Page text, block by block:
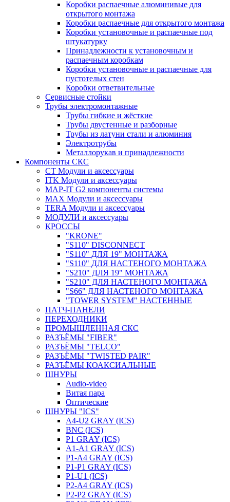
Коробки распаечные алюминивые для
открытого монтажа
Коробки распаечные для открытого монтажа
Коробки установочные и распаечные под
штукатурку
Принадлежности к установочным и
распаечным коробкам
Коробки установочные и распаечные для
пустотелых стен
Коробки ответвительные
Сервисные стойки
Трубы электромонтажные
Трубы гибкие и жёсткие
Трубы двустенные и разборные
Трубы из латуни стали и алюминия
Электротрубы
Металлорукав и принадлежности
Компоненты СКС
CT Модули и аксессуары
ITK Модули и аксессуары
MAP-IT G2 компоненты системы
MAX Модули и аксессуары
TERA Модули и аксессуары
МОДУЛИ и аксессуары
КРОССЫ
"KRONE"
"S110" DISCONNECT
"S110" ДЛЯ 19" МОНТАЖА
"S110" ДЛЯ НАСТЕНОГО МОНТАЖА
"S210" ДЛЯ 19" МОНТАЖА
"S210" ДЛЯ НАСТЕНОГО МОНТАЖА
"S66" ДЛЯ НАСТЕНОГО МОНТАЖА
"TOWER SYSTEM" НАСТЕННЫЕ
ПАТЧ-ПАНЕЛИ
ПЕРЕХОДНИКИ
ПРОМЫШЛЕННАЯ СКС
РАЗЪЁМЫ "FIBER"
РАЗЪЁМЫ "TELCO"
РАЗЪЁМЫ "TWISTED PAIR"
РАЗЪЁМЫ КОАКСИАЛЬНЫЕ
ШНУРЫ
Audio-video
Витая пара
Оптические
ШНУРЫ "ICS"
A4-U2 GRAY (ICS)
BNC (ICS)
P1 GRAY (ICS)
A1-A1 GRAY (ICS)
P1-A4 GRAY (ICS)
P1-P1 GRAY (ICS)
P1-U1 (ICS)
P2-A4 GRAY (ICS)
P2-P2 GRAY (ICS)